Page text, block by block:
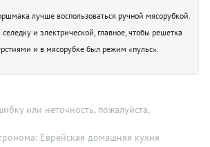
лучше воспользоваться ручной мясорубкой.
и электрической, главное, чтобы решетка
и в мясорубке был режим «пульс».
или неточность, пожалуйста,
Еврейская домашняя кухня